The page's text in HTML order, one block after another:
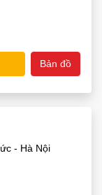
Bản đồ
- Hà Nội